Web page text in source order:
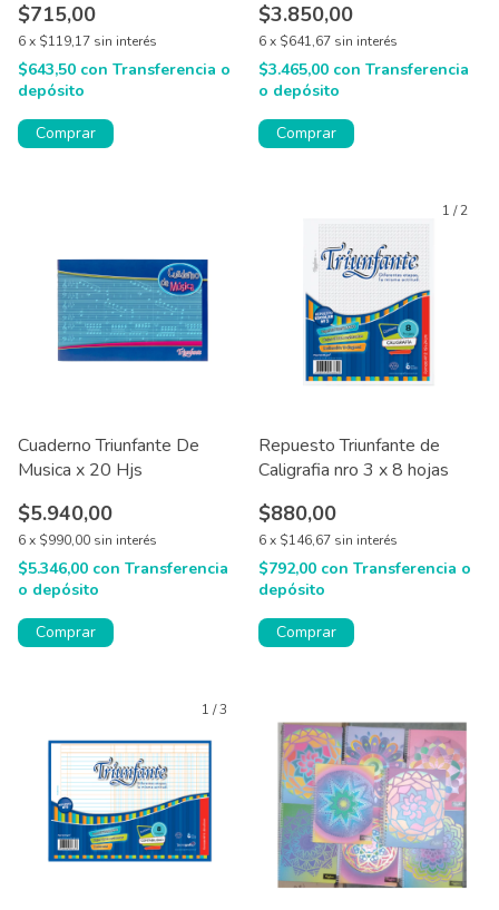
$715,00
6x $119,17 sin interés
$643,50 con Transferencia o
depósito
Comprar
$3.850,00
6x $641,67 sin interés
$3.465,00 con Transferencia
o depósito
Comprar
Cuaderno Triunfante De
Musica x 20 Hjs
$5.940,00
6x $990,00 sin interés
$5.346,00 con Transferencia
o depósito
1 /2
Repuesto Triunfante de
Caligrafia nro 3 x 8 hojas
$880,00
6x $146,67 sin interés
$792,00 con Transferencia o
depósito
Comprar
1 /3